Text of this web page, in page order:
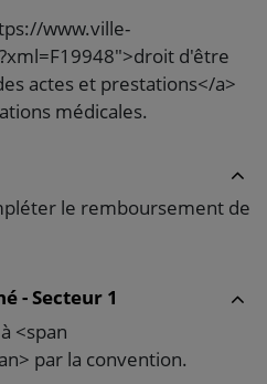
www.ville-
d'être
actes et prestations</a>
médicales.
le remboursement de
- Secteur 1
<span
par la convention.